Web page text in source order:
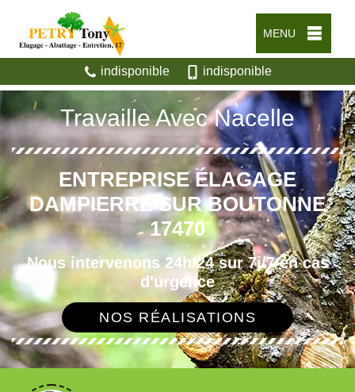
MENU
indisponible indisponible
Travaille Avec Nacelle
ENTREPRISE ÉLAGAGE
DAMPIERRE SUR BOUTONNE
17470
Nous intervenons 24h/24 sur 7j/7 en cas
d'urgence
NOS RÉALISATIONS